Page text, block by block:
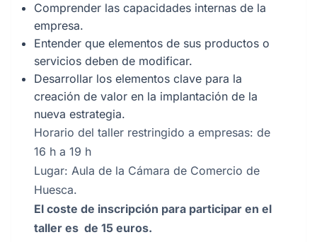
Comprender las capacidades internas de la
empresa.
Entender que elementos de sus productos o
servicios deben de modificar.
Desarrollar los elementos clave para la
creación de valor en la implantación de la
nueva estrategia.
Horario del taller restringido a empresas: de
16 h a 19 h
Lugar: Aula de la Cámara de Comercio de
Huesca.
El coste de inscripción para participar en el
taller es de 15 euros.